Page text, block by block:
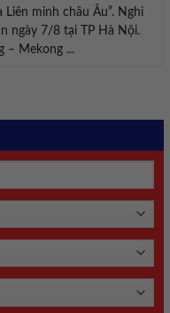
Liên minh châu Âu”. Nghi
ngày 7/8 tại TP Hà Nội.
– Mekong ...